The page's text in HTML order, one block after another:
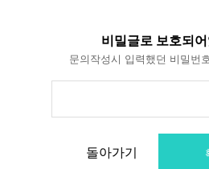
비밀글로 보호되
문의작성시 입력했던 비밀번
돌아가기